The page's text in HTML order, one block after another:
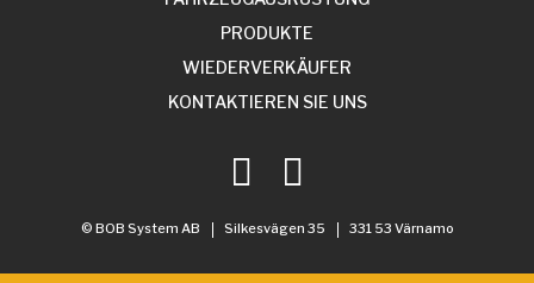
PRODUKTE
WIEDERVERKÄUFER
KONTAKTIEREN SIE UNS
© BOB System AB Silkesvägen 35 331 53 Värnamo